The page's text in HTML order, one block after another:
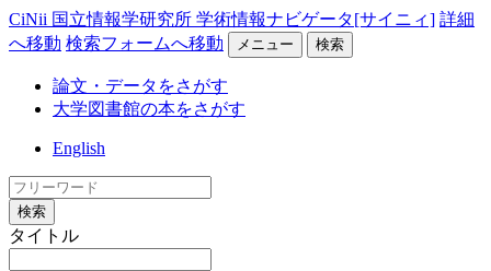
CiNii 国立情報学研究所 学術情報ナビゲータ[サイニィ] 詳細
へ移動 検索フォームへ移動 メニュー 検索
論文・データをさがす
大学図書館の本をさがす
English
検索
タイトル